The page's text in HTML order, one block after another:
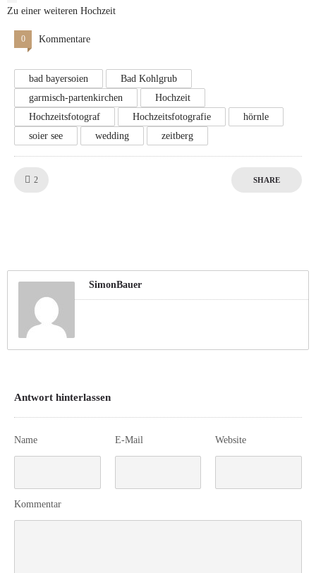
Zu einer weiteren Hochzeit
0 Kommentare
bad bayersoien
Bad Kohlgrub
garmisch-partenkirchen
Hochzeit
Hochzeitsfotograf
Hochzeitsfotografie
hörnle
soier see
wedding zeitberg
2 SHARE
SimonBauer
Antwort hinterlassen
Name E-Mail Website
Kommentar